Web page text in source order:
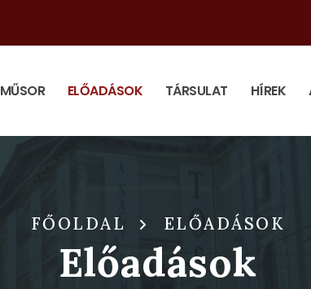
MŰSOR ELŐADÁSOK TÁRSULAT HÍREK
FŐOLDAL ELŐADÁSOK
Előadások